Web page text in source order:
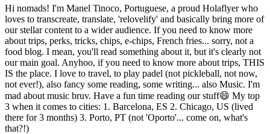
Hi nomads! I'm Manel Tinoco, Portuguese, a proud Holaflyer who
loves to transcreate, translate, 'relovelify' and basically bring more of
our stellar content to a wider audience. If you need to know more
about trips, perks, tricks, chips, e-chips, French fries... sorry, not a
food blog. I mean, you'll read something about it, but it's clearly not
our main goal. Anyhoo, if you need to know more about trips, THIS
IS the place. I love to travel, to play padel (not pickleball, not now,
not ever!), also fancy some reading, some writing... also Music. I'm
mad about music bruv. Have a fun time reading our stuff😄 My top
3 when it comes to cities: 1. Barcelona, ES 2. Chicago, US (lived
there for 3 months) 3. Porto, PT (not 'Oporto'... come on, what's
that?!)